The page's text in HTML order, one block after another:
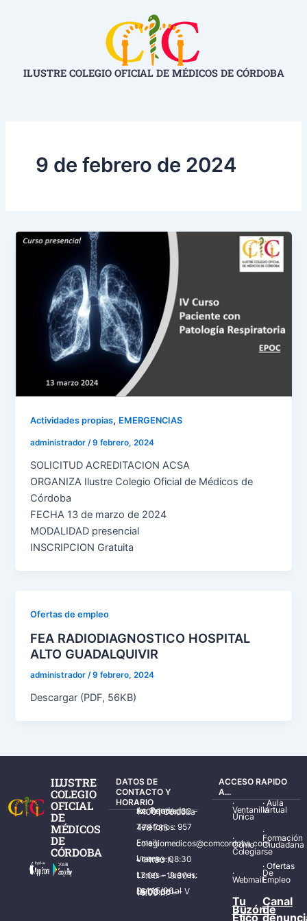
ILUSTRE COLEGIO OFICIAL DE MÉDICOS DE CÓRDOBA
9 de febrero de 2024
Actividades propias, EMERGENCIAS
administrador/9 febrero, 2024
SOLICITUD ACREDITACION ACSA
ORGANIZA Ilustre Colegio Oficial de Médicos de
Córdoba
FECHA 13 de marzo de 2024
MODALIDAD presencial
INSCRIPCION Gratuita
Ofertas de empleo
FEA RADIODIAGNOSTICO HOSPITAL
ALTO GUADALQUIVIR
administrador/9 febrero, 2024
Descargar (PDF, 56KB)
ILUSTRE
COLEGIO
OFICIAL
DE
MÉDICOS
DE
CÓRDOBA
DATOS DE
CONTACTO Y
HORARIO
Av. Ronda de los Tejares, 32 – 14001 Córdoba
Teléfonos: 957 478 785
Email: colegiomedicos@comcordoba.com
Lunes – Viernes: 08:30 – 14:30 h.
Lunes – Jueves: 17:00 – 19:30 h.
Del 15/06 al 15/09 de L – V de 08:00 – 15:00 h.
ACCESO RAPIDO
A...
·
Ventanilla
Única
·
Cómo
Colegiarse
·
Webmail
·Aula
Virtual
·
Formación
Ciudadana
·Ofertas
De
Empleo
Tu
Buzón
Ético
Canal
de